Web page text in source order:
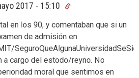
2017 - 15:10
en los 90, y comentaban que si un
de admisión en
a cargo del estodo/reyno. No
moral que sentimos en